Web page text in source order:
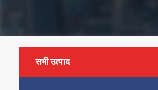
सभी उत्पाद